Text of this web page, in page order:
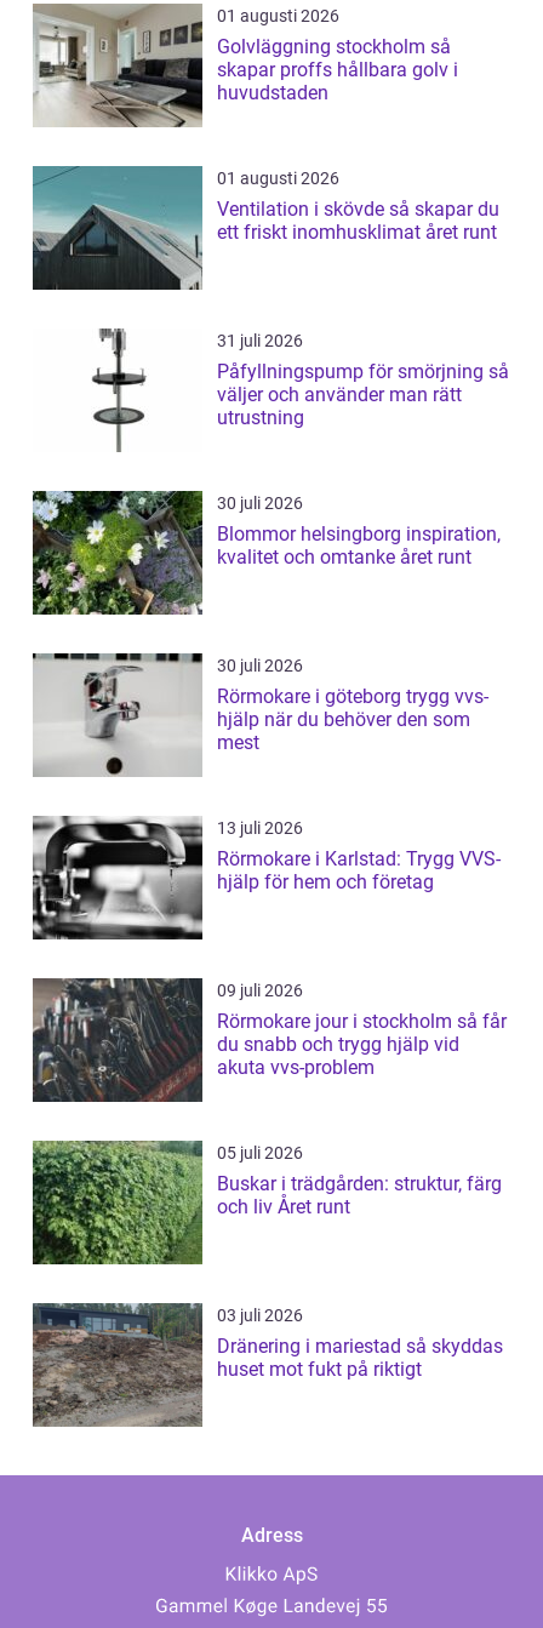
01 augusti 2026
Golvläggning stockholm så
skapar proffs hållbara golv i
huvudstaden
01 augusti 2026
Ventilation i skövde så skapar du
ett friskt inomhusklimat året runt
31 juli 2026
Påfyllningspump för smörjning så
väljer och använder man rätt
utrustning
30 juli 2026
Blommor helsingborg inspiration,
kvalitet och omtanke året runt
30 juli 2026
Rörmokare i göteborg trygg vvs-
hjälp när du behöver den som
mest
13 juli 2026
Rörmokare i Karlstad: Trygg VVS-
hjälp för hem och företag
09 juli 2026
Rörmokare jour i stockholm så får
du snabb och trygg hjälp vid
akuta vvs-problem
05 juli 2026
Buskar i trädgården: struktur, färg
och liv Året runt
03 juli 2026
Dränering i mariestad så skyddas
huset mot fukt på riktigt
Adress